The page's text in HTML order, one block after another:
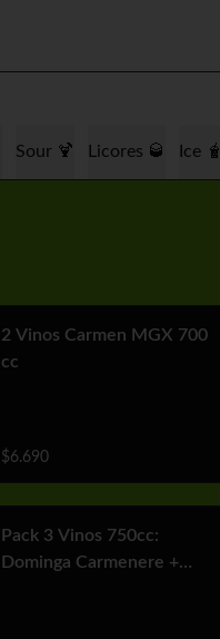
Sour 🍹 Licores 🥃 Ice 🧋
2 Vinos Carmen MGX 700
cc
$6.690
Pack 3 Vinos 750cc:
Dominga Carmenere +